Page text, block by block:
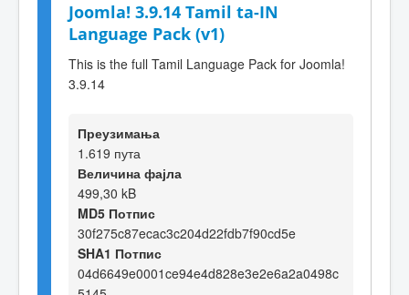
Joomla! 3.9.14 Tamil ta-IN
Language Pack (v1)
This is the full Tamil Language Pack for Joomla!
3.9.14
Преузимања
1.619 пута
Величина фајла
499,30 kB
MD5 Потпис
30f275c87ecac3c204d22fdb7f90cd5e
SHA1 Потпис
04d6649e0001ce94e4d828e3e2e6a2a0498c